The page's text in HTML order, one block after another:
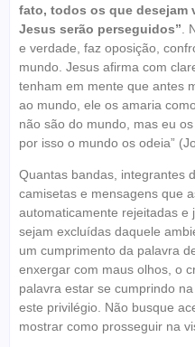
fato, todos os que desejam
Jesus serão perseguidos” .
e verdade, faz oposição,
mundo. Jesus afirma com
tenham em mente que antes
ao mundo, ele os amaria
não são do mundo, mas eu
por isso o mundo os odeia”
Quantas bandas, integrantes
camisetas e mensagens que
automaticamente rejeitadas e
sejam excluídas daquele
um cumprimento da palavra
enxergar com maus olhos, o
palavra estar se cumprindo
este privilégio. Não busque
mostrar como prosseguir na